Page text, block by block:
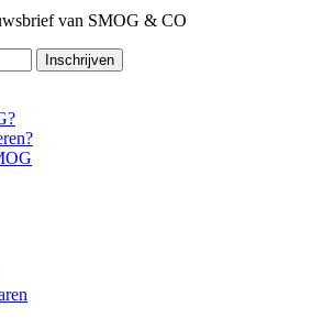
van SMOG & CO
Inschrijven